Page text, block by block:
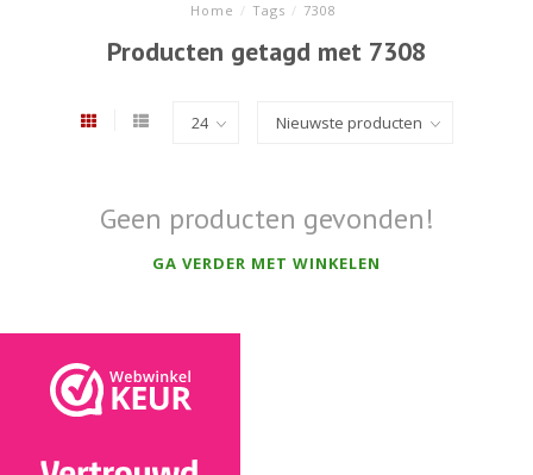
Home / Tags / 7308
Producten getagd met 7308
Geen producten gevonden!
GA VERDER MET WINKELEN